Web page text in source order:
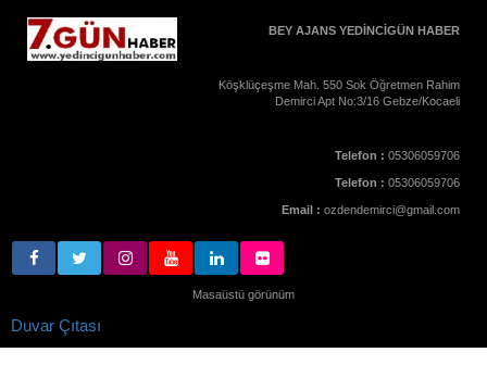
BEY AJANS YEDİNCİGÜN HABER
Köşklüçeşme Mah. 550 Sok Öğretmen Rahim
Demirci Apt No:3/16 Gebze/Kocaeli
Telefon : 05306059706
Telefon : 05306059706
Email : ozdendemirci@gmail.com
Masaüstü görünüm
Duvar Çıtası